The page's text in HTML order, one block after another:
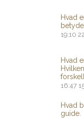
Hvad
19:10
Hvad
16:47
Hvad
guide.